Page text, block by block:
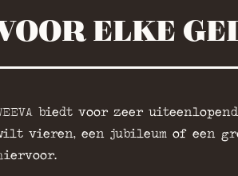
ELKE
biedt voor zeer
vieren, een jubileum of een